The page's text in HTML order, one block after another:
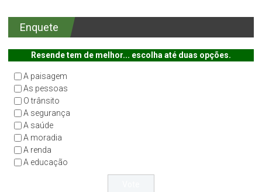
Enquete
Resende tem de melhor... escolha até duas opções.
A paisagem
As pessoas
O trânsito
A segurança
A saúde
A moradia
A renda
A educação